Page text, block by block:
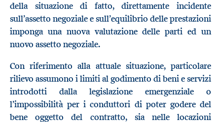
della situazione di fatto, direttamente incidente
sull’assetto negoziale e sull’equilibrio delle prestazioni
imponga una nuova valutazione delle parti ed un
nuovo assetto negoziale.
Con riferimento alla attuale situazione, particolare
rilievo assumono i limiti al godimento di beni e servizi
introdotti dalla legislazione emergenziale o
l’impossibilità per i conduttori di poter godere del
bene oggetto del contratto, sia nelle locazioni